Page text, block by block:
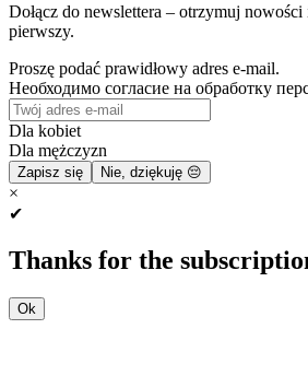
Dołącz do newslettera – otrzymuj
pierwszy.
Proszę podać prawidłowy adres e-mail.
Необходимо согласие на обработку
Dla kobiet
Dla mężczyzn
Zapisz się Nie, dziękuję 😔
×
✔
Thanks for the
Ok